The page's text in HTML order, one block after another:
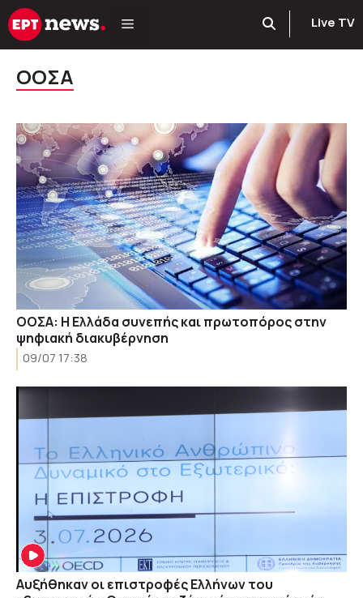
Μετάβαση
σε
Live TV
ΟΟΣΑ
ΟΟΣΑ: Η Ελλάδα συνεπής και πρωτοπόρος στην
ψηφιακή διακυβέρνηση
09/07 17:38
Αυξήθηκαν οι επιστροφές Ελλήνων του